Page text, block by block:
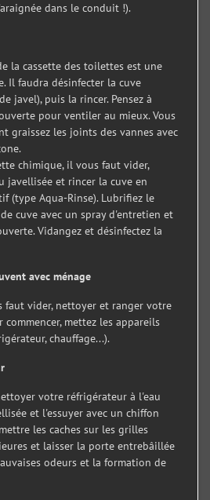
dans le conduit !).
la cassette des toilettes est une
Il faudra désinfecter la cuve
javel), puis la rincer. Pensez à
pour ventiler au mieux. Vous
graissez les joints des vannes avec
chimique, il vous faut vider,
javellisée et rincer la cuve en
(type Aqua-Rinse). Lubrifiez le
cuve avec un spray d'entretien et
Vidangez et désinfectez la
avec ménage
faut vider, nettoyer et ranger votre
commencer, mettez les appareils
chauffage...).
votre réfrigérateur à l'eau
et l'essuyer avec un chiffon
les caches sur les grilles
et laisser la porte entrebâillée
odeurs et la formation de